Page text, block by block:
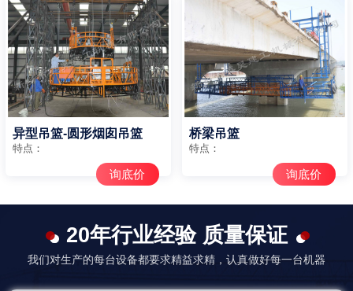
异型吊篮-圆形烟囱吊篮
特点：
询底价
桥梁吊篮
特点：
询底价
20年行业经验 质量保证
我们对生产的每台设备都要求精益求精，认真做好每一台机器